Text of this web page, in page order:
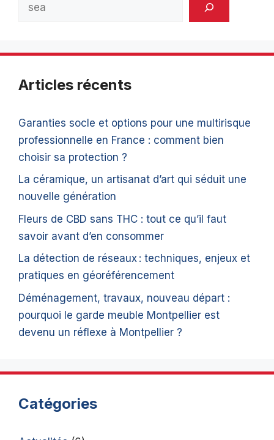
Articles récents
Garanties socle et options pour une multirisque
professionnelle en France : comment bien
choisir sa protection ?
La céramique, un artisanat d’art qui séduit une
nouvelle génération
Fleurs de CBD sans THC : tout ce qu’il faut
savoir avant d’en consommer
La détection de réseaux : techniques, enjeux et
pratiques en géoréférencement
Déménagement, travaux, nouveau départ :
pourquoi le garde meuble Montpellier est
devenu un réflexe à Montpellier ?
Catégories